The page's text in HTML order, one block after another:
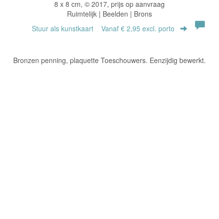
8 x 8 cm, © 2017, prijs op aanvraag
Ruimtelijk | Beelden | Brons
Stuur als kunstkaart Vanaf € 2,95 excl. porto
Bronzen penning, plaquette Toeschouwers. Eenzijdig bewerkt.